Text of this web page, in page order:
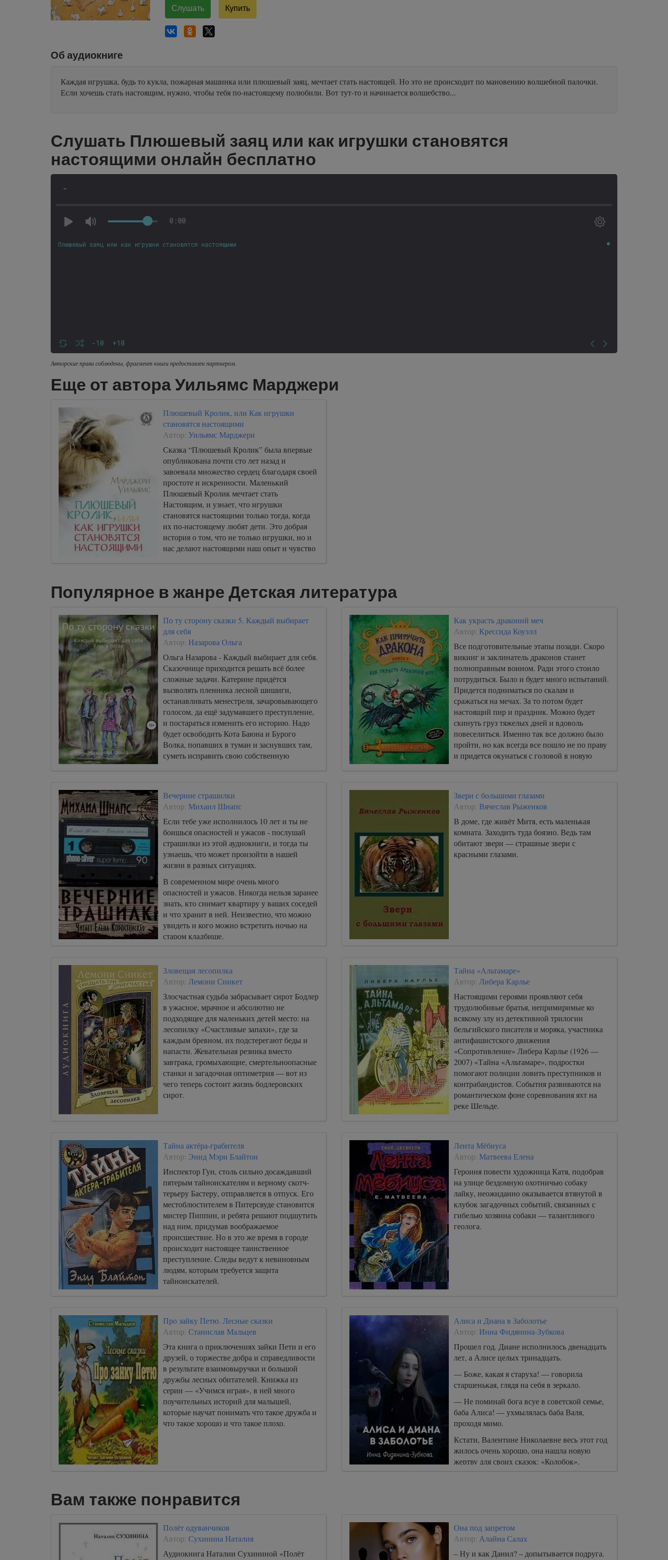
Слушать Купить
Об аудиокниге
Каждая игрушка, будь то кукла, пожарная машинка или плюшевый заяц, мечтает стать настоящей. Но это не происходит по мановению волшебной палочки.
Если хочешь стать настоящим, нужно, чтобы тебя по-настоящему полюбили. Вот тут-то и начинается волшебство...
Слушать Плюшевый заяц или как игрушки становятся
настоящими онлайн бесплатно
-
0:00
-10 +10
Плюшевый заяц или как игрушки становятся настоящими
Авторские права соблюдены, фрагмент книги предоставлен партнером.
Еще от автора Уильямс Марджери
Плюшевый Кролик, или Как игрушки
становятся настоящими
Автор: Уильямс Марджери
Сказка “Плюшевый Кролик” была впервые
опубликована почти сто лет назад и
завоевала множество сердец благодаря своей
простоте и искренности. Маленький
Плюшевый Кролик мечтает стать
Настоящим, и узнает, что игрушки
становятся настоящими только тогда, когда
их по-настоящему любят дети. Это добрая
история о том, что не только игрушки, но и
нас делают настоящими наш опыт и чувство
Популярное в жанре Детская литература
По ту сторону сказки 5. Каждый выбирает
для себя
Автор: Назарова Ольга
Ольга Назарова - Каждый выбирает для себя.
Сказочнице приходится решать всё более
сложные задачи. Катерине придётся
вызволять пленника лесной шишиги,
останавливать менестреля, зачаровывающего
голосом, да ещё задумавшего преступление,
и постараться изменить его историю. Надо
будет освободить Кота Баюна и Бурого
Волка, попавших в туман и заснувших там,
суметь исправить свою собственную
Как украсть драконий меч
Автор: Крессида Коуэлл
Все подготовительные этапы позади. Скоро
викинг и заклинатель драконов станет
полноправным воином. Ради этого стоило
потрудиться. Было и будет много испытаний.
Придется подниматься по скалам и
сражаться на мечах. За то потом будет
настоящий пир и праздник. Можно будет
скинуть груз тяжелых дней и вдоволь
повеселиться. Именно так все должно было
пройти, но как всегда все пошло не по праву
и придется окунаться с головой в новую
Вечерние страшилки
Автор: Михаил Шнапс
Если тебе уже исполнилось 10 лет и ты не
боишься опасностей и ужасов - послушай
страшилки из этой аудиокниги, и тогда ты
узнаешь, что может произойти в нашей
жизни в разных ситуациях.
В современном мире очень много
опасностей и ужасов. Никогда нельзя заранее
знать, кто снимает квартиру у ваших соседей
и что хранит в ней. Неизвестно, что можно
увидеть и кого можно встретить ночью на
старом кладбище.
Звери с большими глазами
Автор: Вячеслав Рыженков
В доме, где живёт Митя, есть маленькая
комната. Заходить туда боязно. Ведь там
обитают звери — страшные звери с
красными глазами.
Зловещая лесопилка
Автор: Лемони Сникет
Злосчастная судьба забрасывает сирот Бодлер
в ужасное, мрачное и абсолютно не
подходящее для маленьких детей место: на
лесопилку «Счастливые запахи», где за
каждым бревном, их подстерегают беды и
напасти. Жевательная резинка вместо
завтрака, громыхающие, смертельноопасные
станки и загадочная оптиметрия — вот из
чего теперь состоит жизнь бодлеровских
сирот.
Тайна «Альтамаре»
Автор: Либера Карлье
Настоящими героями проявляют себя
трудолюбивые братья, непримиримые ко
всякому злу из детективной трилогии
бельгийского писателя и моряка, участника
антифашистского движения
«Сопротивление» Либера Карлье (1926 —
2007) «Тайна «Альтамаре», подростки
помогают полиции ловить преступников и
контрабандистов. События развиваются на
романтическом фоне соревнования яхт на
реке Шельде.
Тайна актёра-грабителя
Автор: Энид Мэри Блайтон
Инспектор Гун, столь сильно досаждавший
пятерым тайноискателям и верному скотч-
терьеру Бастеру, отправляется в отпуск. Его
местоблюстителем в Питерсвуде становится
мистер Пиппин, и ребята решают подшутить
над ним, придумав воображаемое
происшествие. Но в это же время в городе
происходит настоящее таинственное
преступление. Следы ведут к невиновным
людям, которым требуется защита
тайноискателей.
Лента Мёбиуса
Автор: Матвеева Елена
Героиня повести художница Катя, подобрав
на улице бездомную охотничью собаку
лайку, неожиданно оказывается втянутой в
клубок загадочных событий, связанных с
гибелью хозяина собаки — талантливого
геолога.
Про зайку Петю. Лесные сказки
Автор: Станислав Мальцев
Эта книга о приключениях зайки Пети и его
друзей, о торжестве добра и справедливости
в результате взаимовыручки и большой
дружбы лесных обитателей. Книжка из
серии — «Учимся играя», в ней много
поучительных историй для малышей,
которые научат понимать что такое дружба и
что такое хорошо и что такое плохо.
Алиса и Диана в Заболотье
Автор: Инна Фидянина-Зубкова
Прошел год. Диане исполнилось двенадцать
лет, а Алисе целых тринадцать.
— Боже, какая я старуха! — говорила
старшенькая, глядя на себя в зеркало.
— Не поминай бога всуе в советской семье,
баба Алиса! — ухмылялась баба Валя,
проходя мимо.
Кстати, Валентине Николаевне весь этот год
жилось очень хорошо, она нашла новую
жертву для своих сказок: «Колобок»,
Вам также понравится
Полёт одуванчиков
Автор: Сухинина Наталия
Аудиокнига Наталии Сухининой «Полёт
Она под запретом
Автор: Алайна Салах
– Ну и как Данил? – допытывается подруга.